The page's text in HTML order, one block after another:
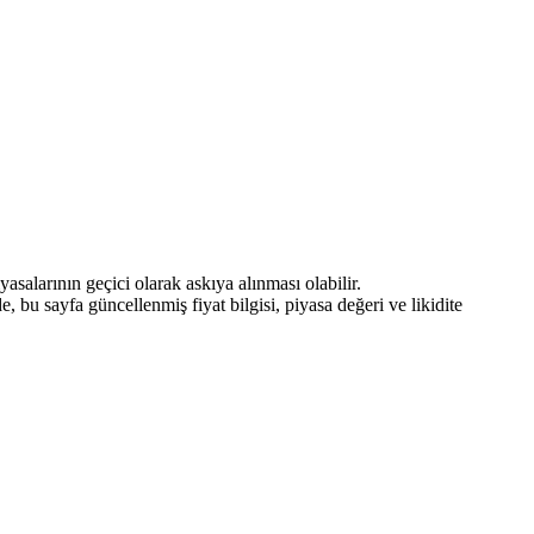
geçici olarak askıya alınması olabilir.
bu sayfa güncellenmiş fiyat bilgisi, piyasa değeri ve likidite